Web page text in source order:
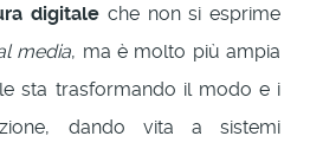
digitale che non si esprime
media, ma è molto più ampia
sta trasformando il modo e i
dando vita a sistemi